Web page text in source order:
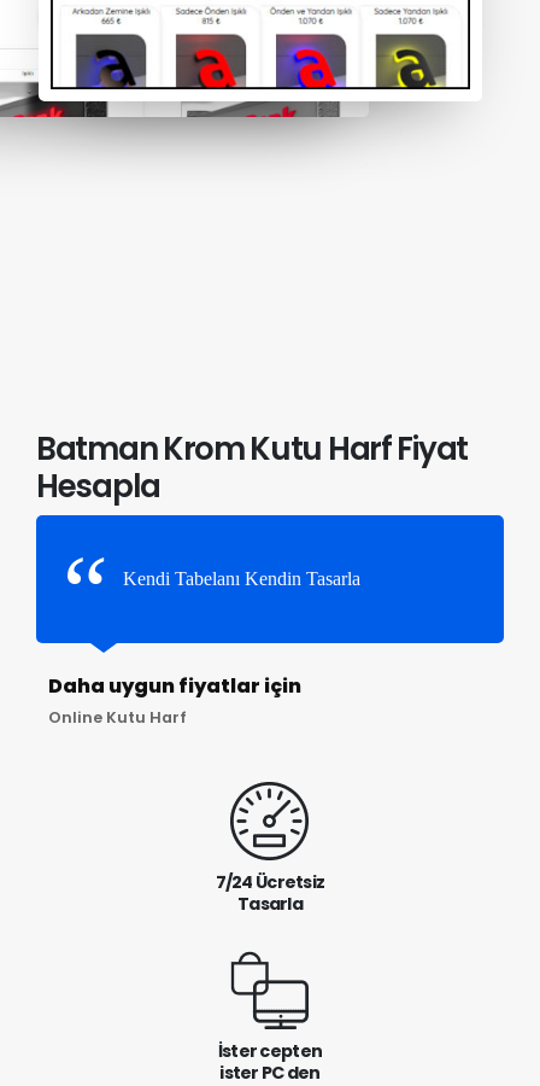
Batman Krom Kutu Harf Fiyat
Hesapla
Kendi Tabelanı Kendin Tasarla
Daha uygun fiyatlar için
Online Kutu Harf
7/24 Ücretsiz
Tasarla
İster cepten
ister PC den